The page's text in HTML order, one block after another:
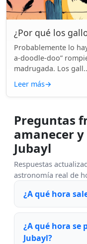
¿Por qué los
Probablemente lo
a-doodle-doo”
madrugada. Los
Leer más→
Preguntas
amanecer
Jubayl
Respuestas
astronomía real de
¿A qué hora
¿A qué hora se
Jubayl?